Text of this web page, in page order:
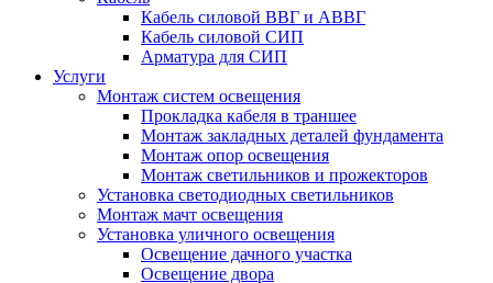
Кабель силовой ВВГ и АВВГ
Кабель силовой СИП
Арматура для СИП
Услуги
Монтаж систем освещения
Прокладка кабеля в траншее
Монтаж закладных деталей фундамента
Монтаж опор освещения
Монтаж светильников и прожекторов
Установка светодиодных светильников
Монтаж мачт освещения
Установка уличного освещения
Освещение дачного участка
Освещение двора